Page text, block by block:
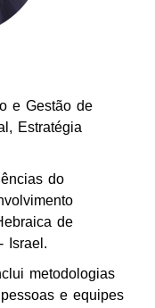
e Gestão de
Estratégia
do
de
Israel.
metodologias
e equipes